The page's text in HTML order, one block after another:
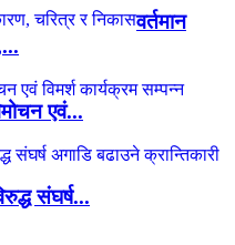
वर्तमान
एवं...
संघर्ष...